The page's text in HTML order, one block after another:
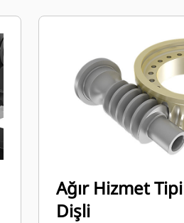
Ağır Hizmet
Dişli